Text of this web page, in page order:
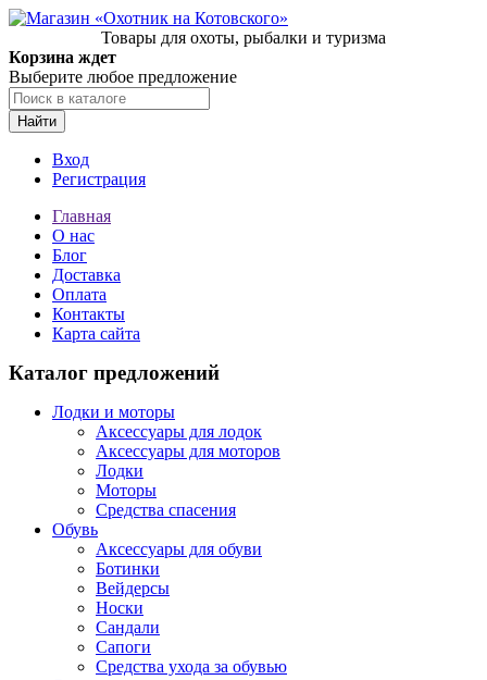
Товары для охоты, рыбалки и туризма
Корзина ждет
Выберите любое предложение
Найти
Вход
Регистрация
Главная
О нас
Блог
Доставка
Оплата
Контакты
Карта сайта
Каталог предложений
Лодки и моторы
Аксессуары для лодок
Аксессуары для моторов
Лодки
Моторы
Средства спасения
Обувь
Аксессуары для обуви
Ботинки
Вейдерсы
Носки
Сандали
Сапоги
Средства ухода за обувью